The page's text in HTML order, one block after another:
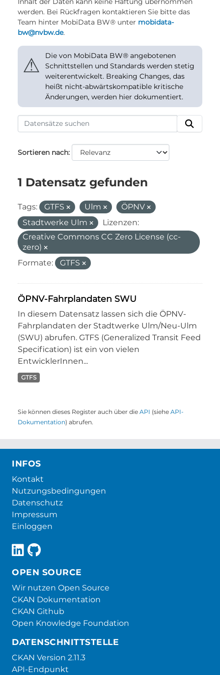
werden. Bei Rückfragen kontaktieren Sie bitte das
Team hinter MobiData BW® unter mobidata-
bw@nvbw.de.
⚠
Die von MobiData BW® angebotenen
Schnittstellen und Standards werden stetig
weiterentwickelt. Breaking Changes, das
heißt nicht-abwärtskompatible kritische
Änderungen, werden hier dokumentiert.
Sortieren nach
1 Datensatz gefunden
Tags: GTFS Ulm
ÖPNV
Stadtwerke Ulm
Lizenzen:
Creative Commons CC Zero License (cc-
zero)
Formate:
GTFS
ÖPNV-Fahrplandaten SWU
In diesem Datensatz lassen sich die ÖPNV-
Fahrplandaten der Stadtwerke Ulm/Neu-Ulm
(SWU) abrufen. GTFS (Generalized Transit Feed
Specification) ist ein von vielen
EntwicklerInnen...
GTFS
Sie können dieses Register auch über die API (siehe API-
Dokumentation) abrufen.
INFOS
Kontakt
Nutzungsbedingungen
Datenschutz
Impressum
Einloggen
OPEN SOURCE
Wir nutzen Open Source
CKAN Dokumentation
CKAN Github
Open Knowledge Foundation
DATENSCHNITTSTELLE
CKAN Version 2.11.3
API-Endpunkt